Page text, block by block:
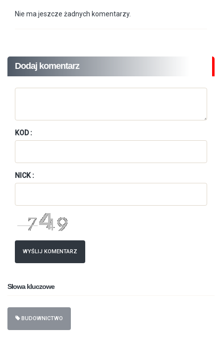
Nie ma jeszcze żadnych komentarzy.
Dodaj komentarz
KOD :
NICK :
WYŚLIJ KOMENTARZ
Słowa kluczowe
BUDOWNICTWO